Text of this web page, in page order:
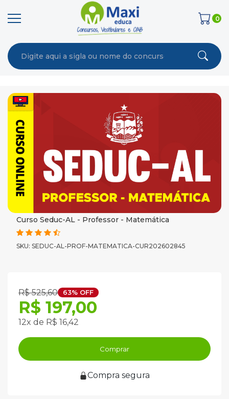
0
Curso Seduc-AL - Professor - Matemática
SKU: SEDUC-AL-PROF-MATEMATICA-CUR202602845
R$ 525,60 63% OFF
R$ 197,00
12x de R$ 16,42
Comprar
Compra segura